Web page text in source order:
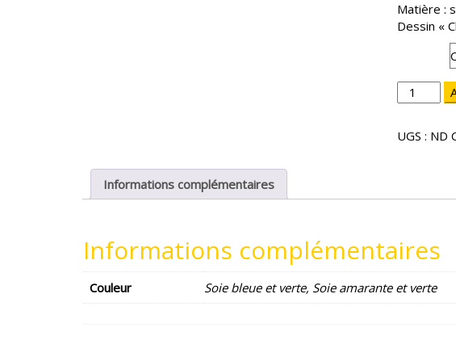
Matière :
Dessin «
quantité
de
Canova
UGS : ND
Informations complémentaires
Informations complémentaires
Couleur Soie bleue et verte, Soie amarante et verte